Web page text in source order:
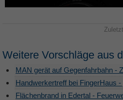
Weitere Vorschläge aus
MAN gerät auf Gegenfahrbahn -
Handwerkertreff bei FingerHaus
Flächenbrand in Edertal -